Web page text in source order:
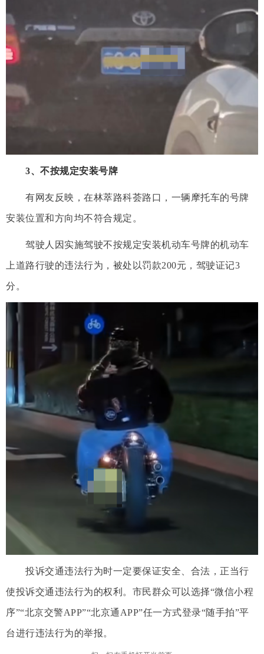
3、不按规定安装号牌
有网友反映，在林萃路科荟路口，一辆摩托车的号牌
安装位置和方向均不符合规定。
驾驶人因实施驾驶不按规定安装机动车号牌的机动车
上道路行驶的违法行为，被处以罚款200元，驾驶证记3
分。
投诉交通违法行为时一定要保证安全、合法，正当行
使投诉交通违法行为的权利。市民群众可以选择“微信小程
序”“北京交警APP”“北京通APP”任一方式登录“随手拍”平
台进行违法行为的举报。